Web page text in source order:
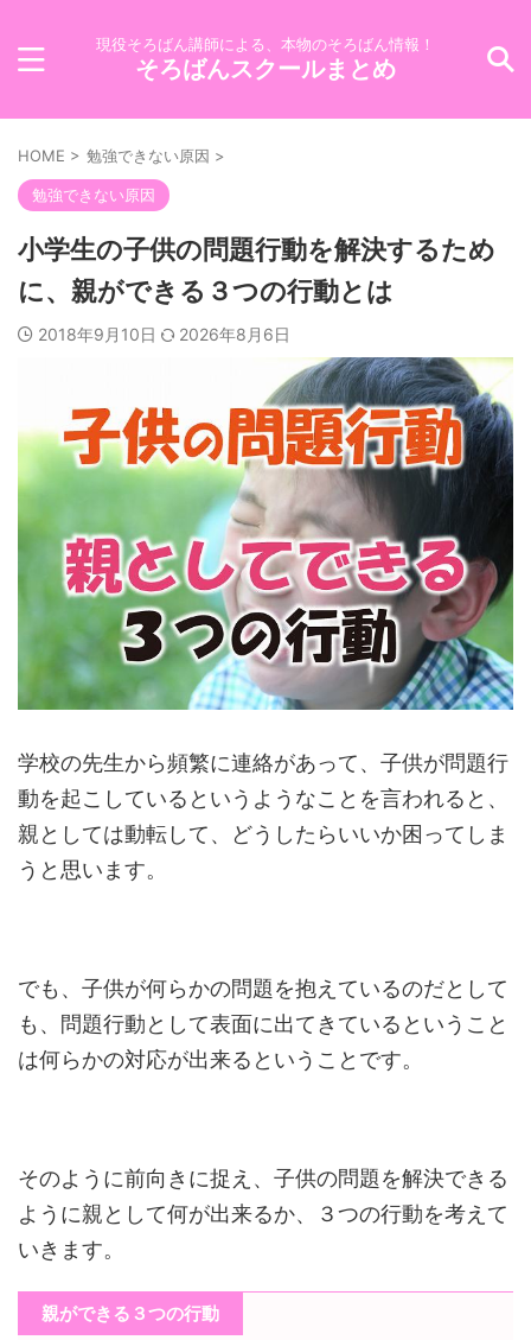
現役そろばん講師による、本物のそろばん情報！
そろばんスクールまとめ
HOME > 勉強できない原因 >
勉強できない原因
小学生の子供の問題行動を解決するため
に、親ができる３つの行動とは
2018年9月10日 2026年8月6日
学校の先生から頻繁に連絡があって、子供が問題行
動を起こしているというようなことを言われると、
親としては動転して、どうしたらいいか困ってしま
うと思います。
でも、子供が何らかの問題を抱えているのだとして
も、問題行動として表面に出てきているということ
は何らかの対応が出来るということです。
そのように前向きに捉え、子供の問題を解決できる
ように親として何が出来るか、３つの行動を考えて
いきます。
親ができる３つの行動